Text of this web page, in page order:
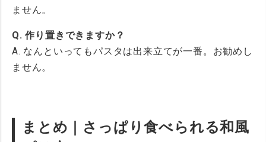
ません。
Q. 作り置きできますか？
A. なんといってもパスタは出来立てが一番。お勧めし
ません。
まとめ｜さっぱり食べられる和風